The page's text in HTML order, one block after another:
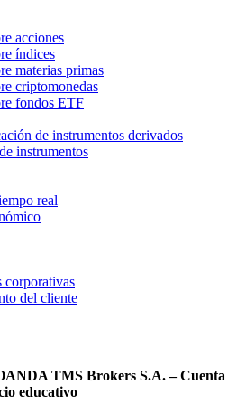
acciones
índices
materias primas
criptomonedas
fondos ETF
de instrumentos derivados
instrumentos
real
corporativas
del cliente
TMS Brokers S.A. – Cuenta
educativo